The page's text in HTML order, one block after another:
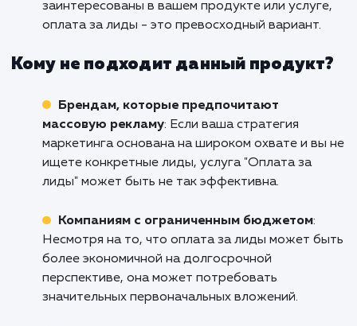
Кому подходит данный продукт?
Бизнесам с моделью B2B или B2C : Если
ваша компания работает в сфере B2B или
оплата за лиды может быть отличным
повысить эффективность ваших
усилий, увеличив при этом конверсию.
Компаниям, стремящимся
за лиды" позволяет вам платить только за
реальные контакты потенциальных
что делает маркетинг более целевым и
экономичным.